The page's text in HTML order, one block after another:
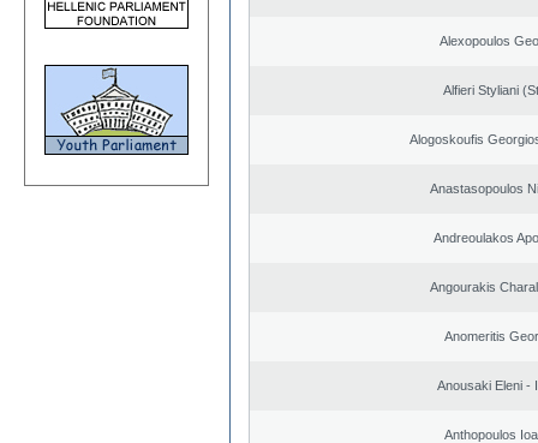
Alexopoulos
Alfieri Styliani
Alogoskoufis
Anastasopoulos
Andreoulakos
Angourakis
Anomeritis
Anousaki Eleni -
Anthopoulos